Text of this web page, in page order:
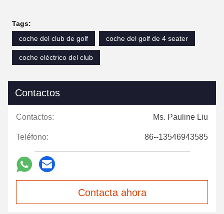
Tags:
coche del club de golf
coche del golf de 4 seater
coche eléctrico del club
Contactos
Contactos: Ms. Pauline Liu
Teléfono: 86--13546943585
Contacta ahora